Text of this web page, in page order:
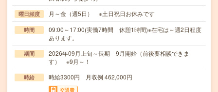
曜日頻度 月～金（週5日） ※土日祝日お休みです
時間
09:00～17:00(実働7時間 休憩1時間)※在宅は～週2日程度
あります。
期間
2026年09月上旬～長期 9月開始（前後要相談できま
す） ※9月～！
時給 時給3300円 月収例 462,000円
交通費